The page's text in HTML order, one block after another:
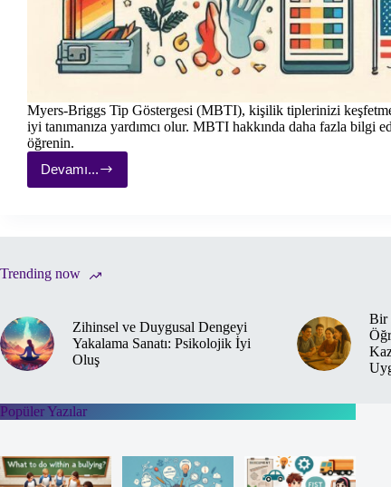
Myers-Briggs Tip Göstergesi (MBTI), kişilik tiplerinizi
iyi tanımanıza yardımcı olur. MBTI hakkında daha fazla bilgi
öğrenin.
Devamı...
Myers-
Briggs
Uygulama
Örneği
Trending now
Zihinsel ve Duygusal Dengeyi
Yakalama Sanatı: Psikolojik İyi
Oluş
Bir
Popüler Yazılar